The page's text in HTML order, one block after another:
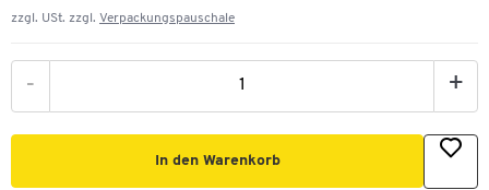
zzgl. USt. zzgl. Verpackungspauschale
- +
In den Warenkorb